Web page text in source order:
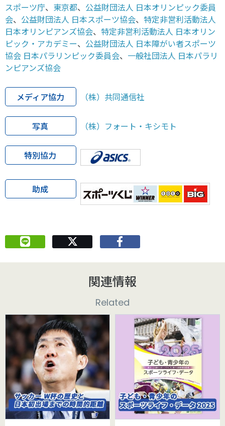
スポーツ庁、 東京都、 公益財団法人 日本オリンピック委員
会、 公益財団法人 日本スポーツ協会、 特定非営利活動法人
日本オリンピアンズ協会、 特定非営利活動法人 日本オリン
ピック・アカデミー、 公益財団法人 日本障がい者スポーツ
協会 日本パラリンピック委員会、 一般社団法人 日本パラリ
ンピアンズ協会
メディア協力 （株）共同通信社
写真 （株）フォート・キシモト
特別協力
助成
関連情報
Related